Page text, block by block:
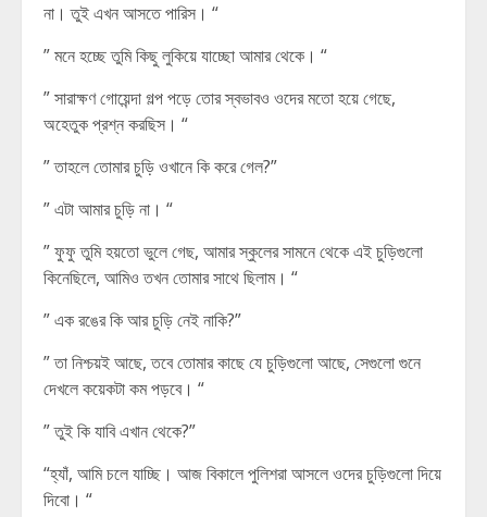
না। তুই এখন আসতে পারিস। “
” মনে হচ্ছে তুমি কিছু লুকিয়ে যাচ্ছো আমার থেকে। “
” সারাক্ষণ গোয়েন্দা গল্প পড়ে তোর স্বভাবও ওদের মতো হয়ে গেছে,
অহেতুক প্রশ্ন করছিস। “
” তাহলে তোমার চুড়ি ওখানে কি করে গেল?”
” এটা আমার চুড়ি না। “
” ফুফু তুমি হয়তো ভুলে গেছ, আমার স্কুলের সামনে থেকে এই চুড়িগুলো
কিনেছিলে, আমিও তখন তোমার সাথে ছিলাম। “
” এক রঙের কি আর চুড়ি নেই নাকি?”
” তা নিশ্চয়ই আছে, তবে তোমার কাছে যে চুড়িগুলো আছে, সেগুলো গুনে
দেখলে কয়েকটা কম পড়বে। “
” তুই কি যাবি এখান থেকে?”
“হ্যাঁ, আমি চলে যাচ্ছি। আজ বিকালে পুলিশরা আসলে ওদের চুড়িগুলো দিয়ে
দিবো। “